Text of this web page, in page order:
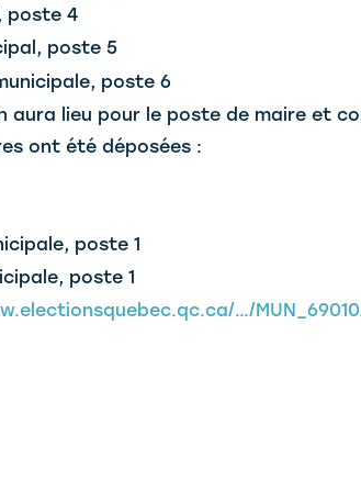
poste 4
poste 5
poste 6
aura lieu pour le poste de maire et
ont été déposées :
poste 1
poste 1
…/